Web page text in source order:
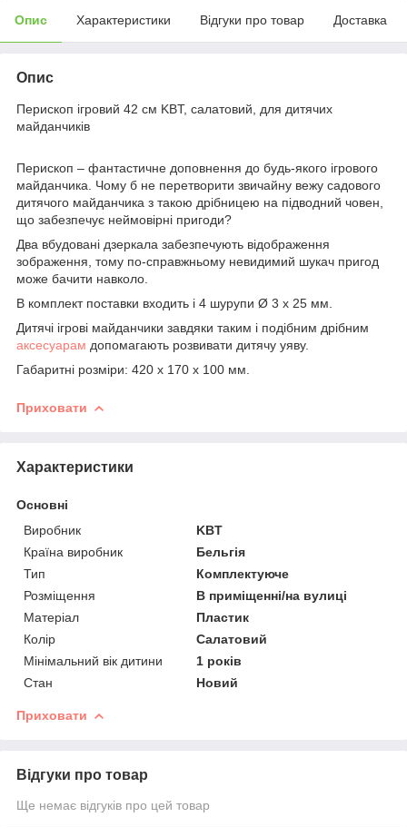
Опис Характеристики Відгуки про товар Доставка
Опис
Перископ ігровий 42 см KBT, салатовий, для дитячих
майданчиків
Перископ – фантастичне доповнення до будь-якого ігрового
майданчика. Чому б не перетворити звичайну вежу садового
дитячого майданчика з такою дрібницею на підводний човен,
що забезпечує неймовірні пригоди?
Два вбудовані дзеркала забезпечують відображення
зображення, тому по-справжньому невидимий шукач пригод
може бачити навколо.
В комплект поставки входить і 4 шурупи Ø 3 x 25 мм.
Дитячі ігрові майданчики завдяки таким і подібним дрібним
аксесуарам допомагають розвивати дитячу уяву.
Габаритні розміри: 420 х 170 х 100 мм.
Приховати
Характеристики
Основні
Виробник
KBT
Країна виробник
Бельгія
Тип
Комплектуюче
Розміщення
В приміщенні/на вулиці
Матеріал
Пластик
Колір
Салатовий
Мінімальний вік дитини
1 років
Стан
Новий
Приховати
Відгуки про товар
Ще немає відгуків про цей товар